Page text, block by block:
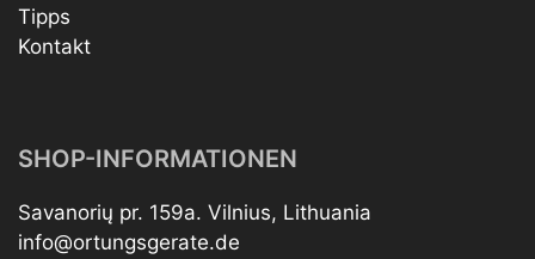
Tipps
Kontakt
SHOP-INFORMATIONEN
Savanorių pr. 159a. Vilnius, Lithuania
info@ortungsgerate.de